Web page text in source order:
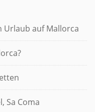
Urlaub auf Mallorca
Sa Coma